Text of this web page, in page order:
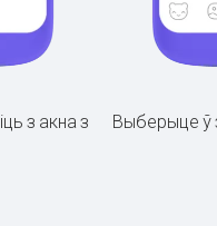
з акна з
Выберыце ў